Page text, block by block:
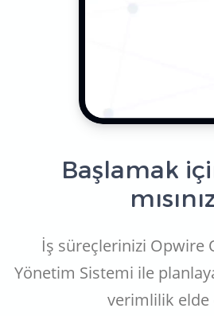
Başlamak
İş süreçlerinizi Opwire
Yönetim Sistemi ile
verimlilik elde